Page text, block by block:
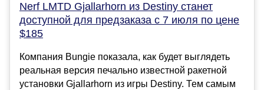
Nerf LMTD Gjallarhorn из Destiny станет
доступной для предзаказа с 7 июля по цене
$185
Компания Bungie показала, как будет выглядеть
реальная версия печально известной ракетной
установки Gjallarhorn из игры Destiny. Тем самым